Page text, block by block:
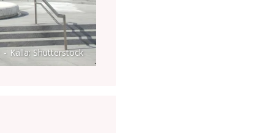
Källa: Shutterstock